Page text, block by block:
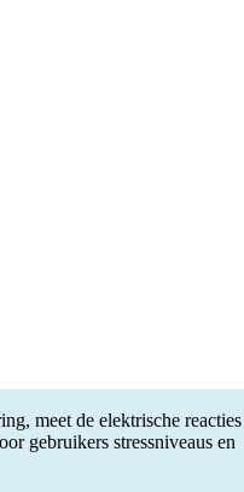
meet de elektrische reacties
gebruikers stressniveaus en